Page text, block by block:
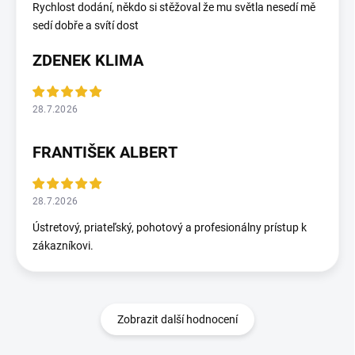
Rychlost dodání, někdo si stěžoval že mu světla nesedí mě
sedí dobře a svítí dost
ZDENEK KLIMA
28.7.2026
FRANTIŠEK ALBERT
28.7.2026
Ústretový, priateľský, pohotový a profesionálny prístup k
zákazníkovi.
Zobrazit další hodnocení